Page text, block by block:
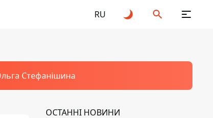
RU
Стефанішина
ОСТАННІ НОВИНИ